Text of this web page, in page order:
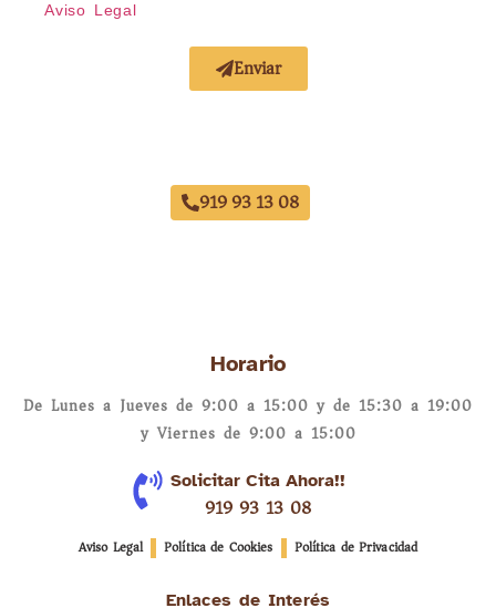
Aviso Legal
Enviar
919 93 13 08
Horario
De Lunes a Jueves de 9:00 a 15:00 y de 15:30 a 19:00
y Viernes de 9:00 a 15:00
Solicitar Cita Ahora!!
919 93 13 08
Aviso Legal Política de Cookies Política de Privacidad
Enlaces de Interés